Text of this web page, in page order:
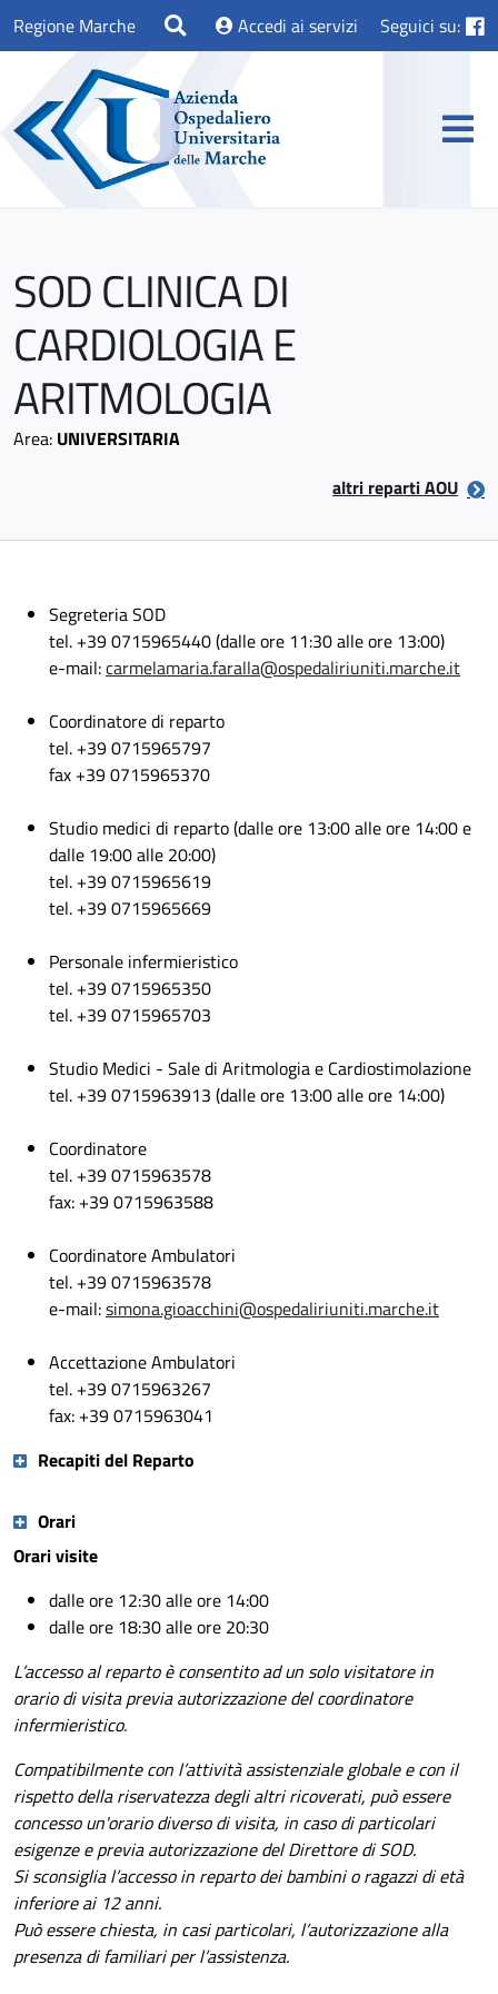
Regione Marche Accedi ai servizi Seguici su:
SOD CLINICA DI
CARDIOLOGIA E
ARITMOLOGIA
Area: UNIVERSITARIA
altri reparti AOU
Segreteria SOD
tel. +39 0715965440 (dalle ore 11:30 alle ore 13:00)
e-mail:carmelamaria.faralla@ospedaliriuniti.marche.it
Coordinatore di reparto
tel. +39 0715965797
fax +39 0715965370
Studio medici di reparto (dalle ore 13:00 alle ore 14:00 e
dalle 19:00 alle 20:00)
tel. +39 0715965619
tel. +39 0715965669
Personale infermieristico
tel. +39 0715965350
tel. +39 0715965703
Studio Medici - Sale di Aritmologia e Cardiostimolazione
tel. +39 0715963913 (dalle ore 13:00 alle ore 14:00)
Coordinatore
tel. +39 0715963578
fax: +39 0715963588
Coordinatore Ambulatori
tel. +39 0715963578
e-mail:simona.gioacchini@ospedaliriuniti.marche.it
Accettazione Ambulatori
tel. +39 0715963267
fax: +39 0715963041
Recapiti del Reparto
Orari
Orari visite
dalle ore 12:30 alle ore 14:00
dalle ore 18:30 alle ore 20:30
L’accesso al reparto è consentito ad un solo visitatore in
orario di visita previa autorizzazione del coordinatore
infermieristico.
Compatibilmente con l’attività assistenziale globale e con il
rispetto della riservatezza degli altri ricoverati, può essere
concesso un'orario diverso di visita, in caso di particolari
esigenze e previa autorizzazione del Direttore di SOD.
Si sconsiglia l’accesso in reparto dei bambini o ragazzi di età
inferiore ai 12 anni.
Può essere chiesta, in casi particolari, l’autorizzazione alla
presenza di familiari per l’assistenza.